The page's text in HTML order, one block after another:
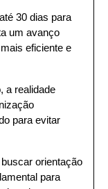
30 dias para
um avanço
eficiente e
a realidade
para evitar
orientação
para